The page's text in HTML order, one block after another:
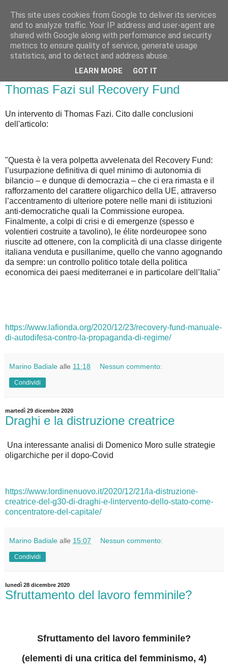
Badiale & Tringali
Thomas Fazi sul Recovery Fund
Un intervento di Thomas Fazi. Cito dalle conclusioni
dell'articolo:
"Questa è la vera polpetta avvelenata del Recovery Fund:
l’usurpazione definitiva di quel minimo di autonomia di
bilancio – e dunque di democrazia – che ci era rimasta e il
rafforzamento del carattere oligarchico della UE, attraverso
l’accentramento di ulteriore potere nelle mani di istituzioni
anti-democratiche quali la Commissione europea.
Finalmente, a colpi di crisi e di emergenze (spesso e
volentieri costruite a tavolino), le élite nordeuropee sono
riuscite ad ottenere, con la complicità di una classe dirigente
italiana venduta e pusillanime, quello che vanno agognando
da sempre: un controllo politico totale della politica
economica dei paesi mediterranei e in particolare dell’Italia"
https://www.lafionda.org/2020/12/23/recovery-fund-manuale-
di-autodifesa-contro-la-propaganda-di-regime/
Marino Badiale alle 11:18 Nessun commento:
Condividi
martedì 29 dicembre 2020
Draghi e la distruzione creatrice
Una interessante analisi di Domenico Moro sulle strategie
oligarchiche per il dopo-Covid
https://www.lordinenuovo.it/2020/12/21/la-distruzione-
creatrice-del-g30-di-draghi-e-lintervento-dello-stato-come-
concentratore-del-capitale/
Marino Badiale alle 15:07 Nessun commento:
Condividi
lunedì 28 dicembre 2020
Sfruttamento del lavoro femminile?
Sfruttamento del lavoro femminile?
(elementi di una critica del femminismo, 4)
This site uses cookies from Google to deliver its services
and to analyze traffic. Your IP address and user-agent are
shared with Google along with performance and security
metrics to ensure quality of service, generate usage
statistics, and to detect and address abuse.
LEARN MORE GOT IT